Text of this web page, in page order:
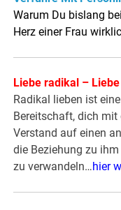
Warum Du bislang
Herz einer Frau
Liebe radikal –
Radikal lieben ist
Bereitschaft, dich
Verstand auf einen
die Beziehung zu
zu verwandeln…hier